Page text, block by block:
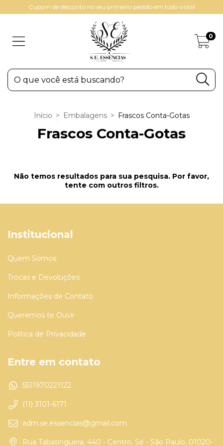
Cupom de desconto no seu primeiro pedido em todo o site!
0
Início > Embalagens > Frascos Conta-Gotas
Frascos Conta-Gotas
Não temos resultados para sua pesquisa. Por favor,
tente com outros filtros.
Institucional
Quem Somos
Trocas e Devoluções
Informações de Contato
Queremos te Ouvir
Política de Privacidade
Entre em contato
5511970221122
(11) 3101-6171
adm.se.essencias@gmail.com
Rua Tabatinguera, 440 - Centro, Sé - São Paulo, 01020-